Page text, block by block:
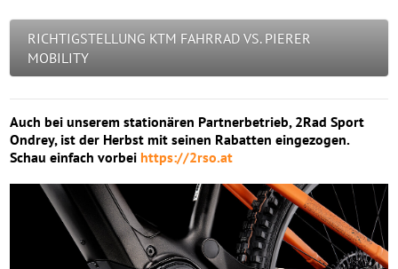
RICHTIGSTELLUNG KTM FAHRRAD VS. PIERER
MOBILITY
Auch bei unserem stationären Partnerbetrieb, 2Rad Sport
Ondrey, ist der Herbst mit seinen Rabatten eingezogen.
Schau einfach vorbei https://2rso.at